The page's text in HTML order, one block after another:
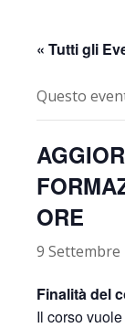
« Tutti gli
Questo
ORE
9 Settembre
Finalità del
Il corso